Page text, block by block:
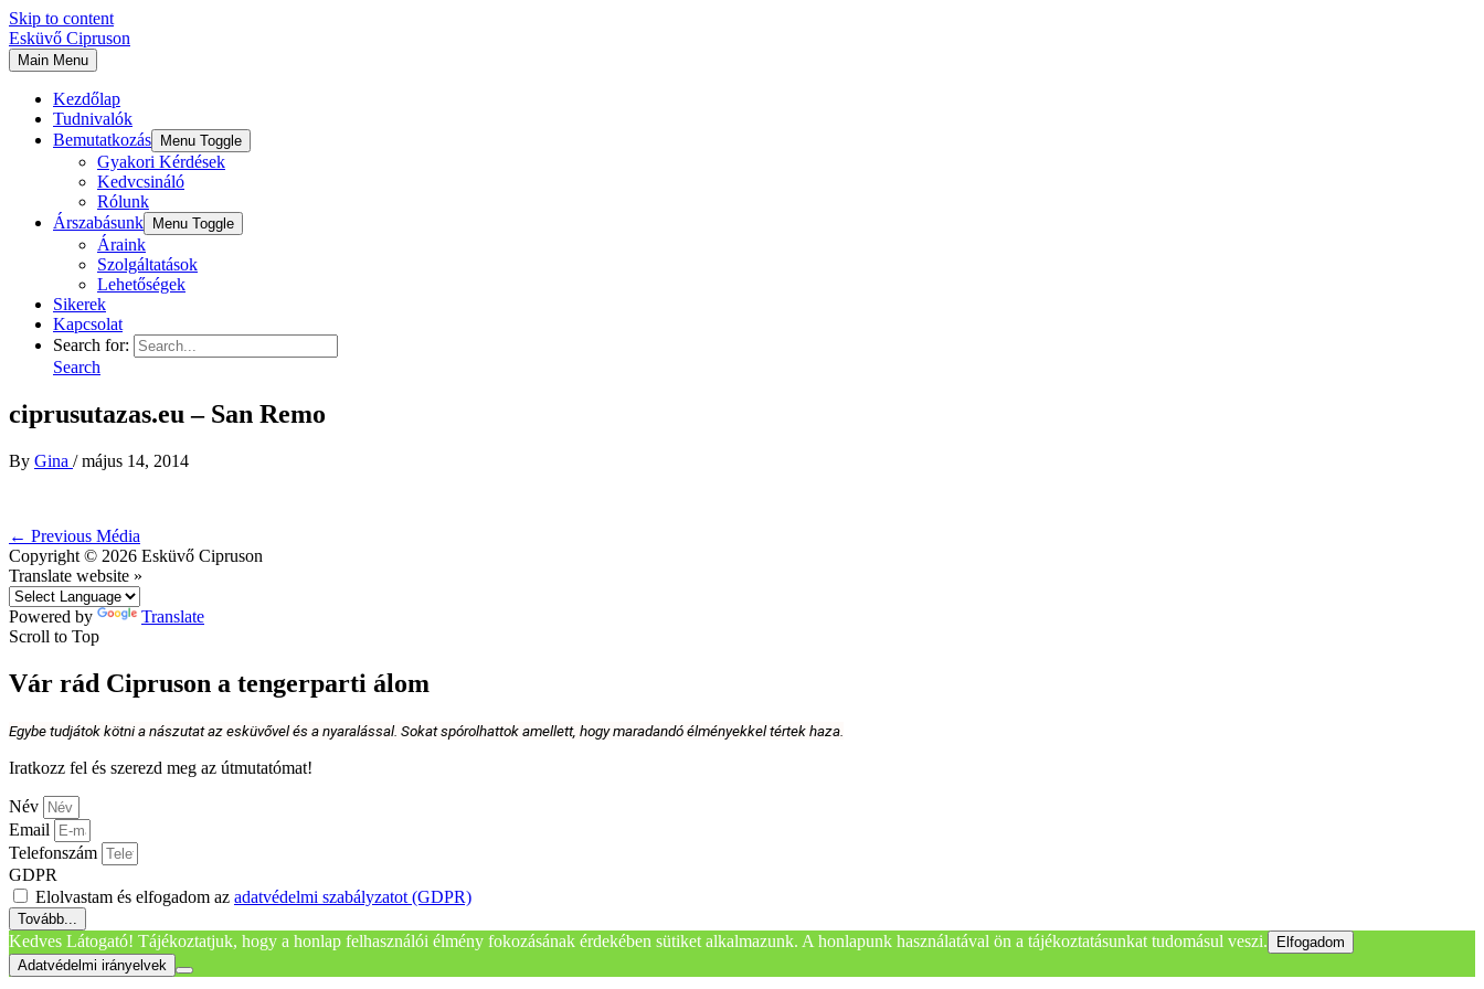
Skip to content
Esküvő Cipruson
Main Menu
Kezdőlap
Tudnivalók
Bemutatkozás
Menu Toggle
Gyakori Kérdések
Kedvcsináló
Rólunk
Árszabásunk
Menu Toggle
Áraink
Szolgáltatások
Lehetőségek
Sikerek
Kapcsolat
Search for:
Search
ciprusutazas.eu – San Remo
By Gina /május 14, 2014
← Previous Média
Copyright © 2026 Esküvő Cipruson
Translate website »
Powered by
Translate
Scroll to Top
Vár rád Cipruson a tengerparti álom
Egybe tudjátok kötni a nászutat az esküvővel és a nyaralással. Sokat spórolhattok amellett, hogy maradandó élményekkel tértek haza.
Iratkozz fel és szerezd meg az útmutatómat!
Név
Email
Telefonszám
GDPR
Elolvastam és elfogadom az adatvédelmi szabályzatot (GDPR)
Tovább...
Kedves Látogató! Tájékoztatjuk, hogy a honlap felhasználói élmény fokozásának érdekében sütiket alkalmazunk. A honlapunk használatával ön a tájékoztatásunkat tudomásul veszi.
Elfogadom
Adatvédelmi irányelvek